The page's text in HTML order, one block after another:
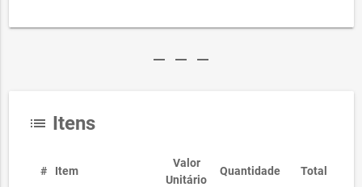
remove remove remove
list Itens
# Item
Valor
Unitário
Quantidade Total